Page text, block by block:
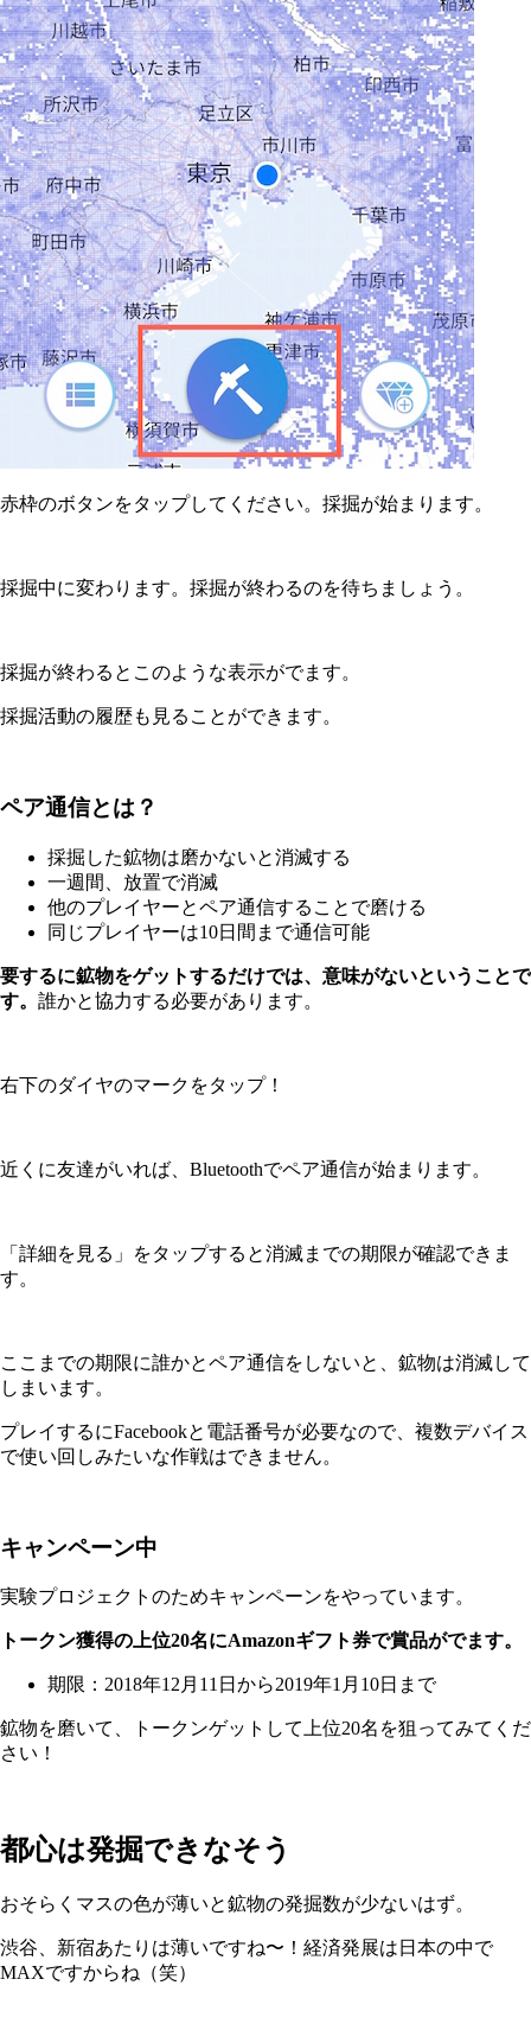
赤枠のボタンをタップしてください。採掘が始まります。
採掘中に変わります。採掘が終わるのを待ちましょう。
採掘が終わるとこのような表示がでます。
採掘活動の履歴も見ることができます。
ペア通信とは？
採掘した鉱物は磨かないと消滅する
一週間、放置で消滅
他のプレイヤーとペア通信することで磨ける
同じプレイヤーは10日間まで通信可能
要するに鉱物をゲットするだけでは、意味がないということで
す。 誰かと協力する必要があります。
右下のダイヤのマークをタップ！
近くに友達がいれば、Bluetoothでペア通信が始まります。
「詳細を見る」をタップすると消滅までの期限が確認できま
す。
ここまでの期限に誰かとペア通信をしないと、鉱物は消滅して
しまいます。
プレイするにFacebookと電話番号が必要なので、複数デバイス
で使い回しみたいな作戦はできません。
キャンペーン中
実験プロジェクトのためキャンペーンをやっています。
トークン獲得の上位20名にAmazonギフト券で賞品がでます。
期限：2018年12月11日から2019年1月10日まで
鉱物を磨いて、トークンゲットして上位20名を狙ってみてくだ
さい！
都心は発掘できなそう
おそらくマスの色が薄いと鉱物の発掘数が少ないはず。
渋谷、新宿あたりは薄いですね〜！経済発展は日本の中で
MAXですからね（笑）